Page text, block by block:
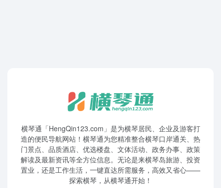
横琴通「HengQin123.com」是为横琴居民、企业及游客打
造的便民导航网站！横琴通为您精准整合横琴口岸通关、热
门景点、品质酒店、优选楼盘、文体活动、政务办事、政策
解读及最新资讯等全方位信息。无论是来横琴岛旅游、投资
置业，还是工作生活，一键直达所需服务，高效又省心——
探索横琴，从横琴通开始！